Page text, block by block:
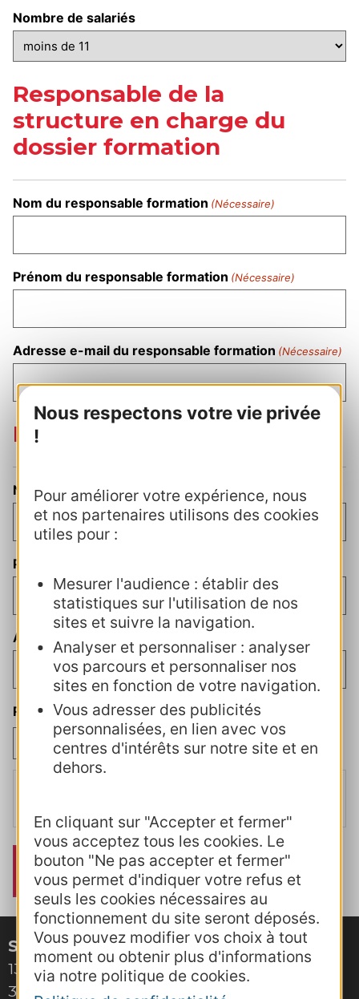
Nous respectons votre vie privée
!
Pour améliorer votre expérience, nous
et nos partenaires utilisons des cookies
utiles pour :
Mesurer l'audience : établir des
statistiques sur l'utilisation de nos
sites et suivre la navigation.
Analyser et personnaliser : analyser
vos parcours et personnaliser nos
sites en fonction de votre navigation.
Vous adresser des publicités
personnalisées, en lien avec vos
centres d'intérêts sur notre site et en
dehors.
En cliquant sur "Accepter et fermer"
vous acceptez tous les cookies. Le
bouton "Ne pas accepter et fermer"
vous permet d'indiquer votre refus et
seuls les cookies nécessaires au
fonctionnement du site seront déposés.
Vous pouvez modifier vos choix à tout
moment ou obtenir plus d'informations
via notre politique de cookies.
Nombre de salariés
Responsable de la
structure en charge du
dossier formation
Nom du responsable formation (Nécessaire)
Prénom du responsable formation (Nécessaire)
Adresse e-mail du responsable formation (Nécessaire)
Direction
Nom du directeur (Nécessaire)
Prénom du directeur
Adresse e-mail de la direction (Nécessaire)
RGPD et règlement intérieur (Nécessaire)
J’accepte
intérieur
Site de Montpellier
132, boulevard Pénélope
34000 Montpellier